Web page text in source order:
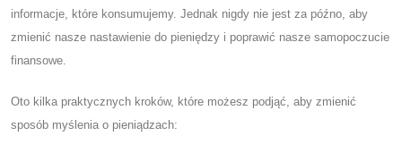
informacje, które konsumujemy. Jednak nigdy nie jest za późno, aby
zmienić nasze nastawienie do pieniędzy i poprawić nasze samopoczucie
finansowe.
Oto kilka praktycznych kroków, które możesz podjąć, aby zmienić
sposób myślenia o pieniądzach: